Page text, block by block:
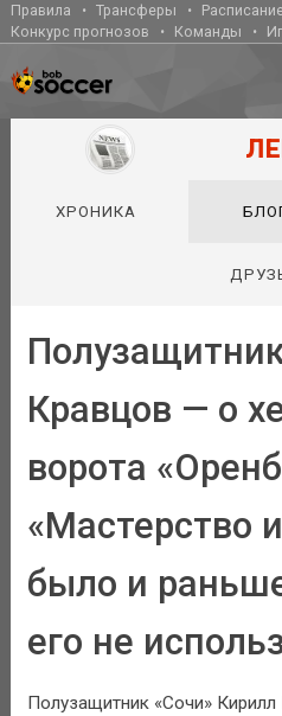
Правила Трансферы
Конкурс прогнозов
Команды
ХРОНИКА
Кравцов — о
ворота
«Мастерство
было и
его не
Полузащитник «Сочи»